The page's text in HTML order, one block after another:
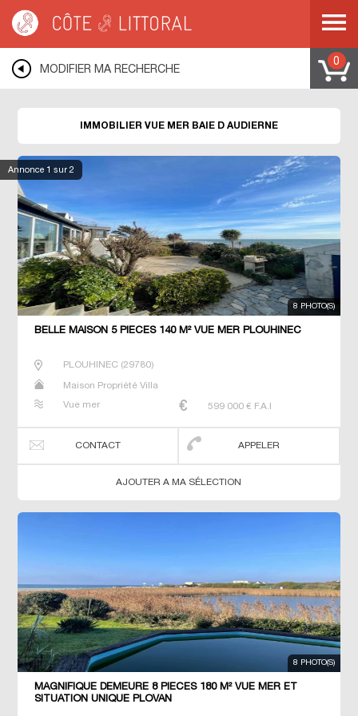
AUDIERNE
MODIFIER MA RECHERCHE
0
Annonce 1 sur 2
IMMOBILIER VUE MER BAIE D AUDIERNE
8 PHOTO(S)
BELLE MAISON 5 PIECES 140 M² VUE MER PLOUHINEC
PLOUHINEC(29780)
Maison Propriété Villa
Vue mer 599 000 € F.A.I
CONTACT APPELER
AJOUTER A MA SÉLECTION
8 PHOTO(S)
MAGNIFIQUE DEMEURE 8 PIECES 180 M² VUE MER ET
SITUATION UNIQUE PLOVAN